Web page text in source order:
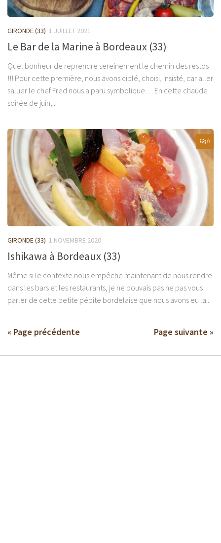
GIRONDE (33) 1 JUILLET 2021
Le Bar de la Marine à Bordeaux (33)
Quel bonheur de reprendre sereinement le chemin des restos
!!! Pour cette première, nous avons ciblé, choisi, insisté, car aller
saluer le chef Fred nous a paru symbolique… En cette chaude
soirée de juin,...
0
GIRONDE (33) 1 NOVEMBRE 2020
Ishikawa à Bordeaux (33)
Même si le contexte nous empêche maintenant de nous rendre
dans les bars et les restaurants, je ne pouvais pas ne pas vous
parler de cette petite pépite bordelaise que nous avons eu la...
« Page précédente Page suivante »